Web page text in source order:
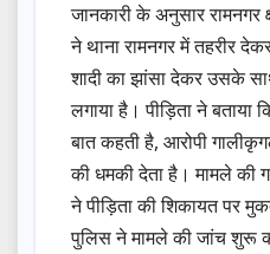
जानकारी के अनुसार रामनगर
ने थाना रामनगर में तहरीर
शादी का झांसा देकर उसके
लगाया है। पीड़िता ने बताया
बात कहती है, आरोपी
की धमकी देता है। मामले की
ने पीड़िता की शिकायत पर
पुलिस ने मामले की जांच शुरू